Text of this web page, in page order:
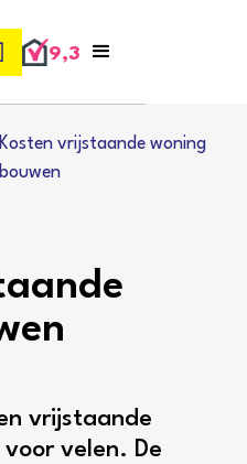
9,3
Kosten vrijstaande woning
bouwen
vrijstaande
velen. De